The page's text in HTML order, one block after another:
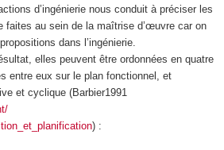
d’ingénierie nous conduit à préciser les
faites au sein de la maîtrise d’œuvre car on
dans l’ingénierie.
elles peuvent être ordonnées en quatre
entre eux sur le plan fonctionnel, et
et cyclique (Barbier1991
) :